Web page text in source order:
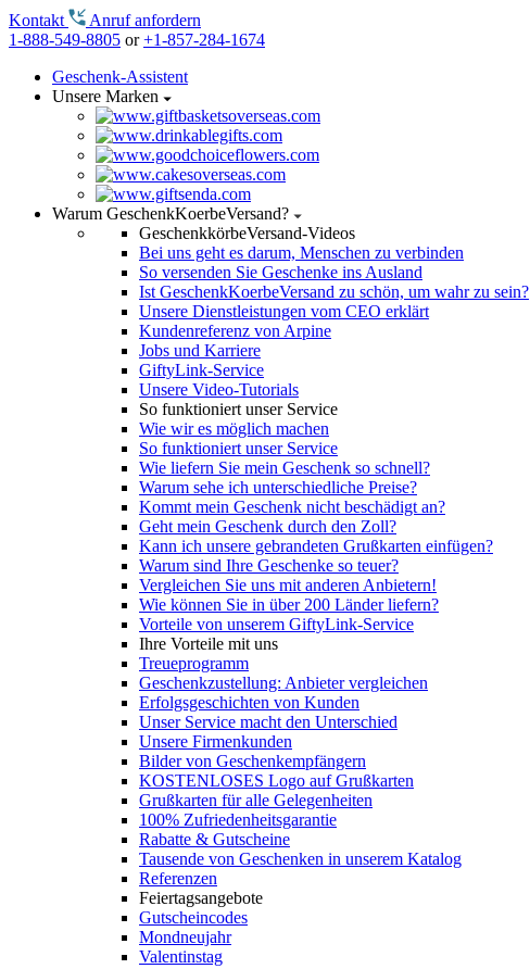
Kontakt
Anruf anfordern
1-888-549-8805 or+1-857-284-1674
Geschenk-Assistent
Unsere Marken
Warum GeschenkKoerbeVersand?
GeschenkkörbeVersand-Videos
Bei uns geht es darum, Menschen zu verbinden
So versenden Sie Geschenke ins Ausland
Ist GeschenkKoerbeVersand zu schön, um wahr zu sein?
Unsere Dienstleistungen vom CEO erklärt
Kundenreferenz von Arpine
Jobs und Karriere
GiftyLink-Service
Unsere Video-Tutorials
So funktioniert unser Service
Wie wir es möglich machen
So funktioniert unser Service
Wie liefern Sie mein Geschenk so schnell?
Warum sehe ich unterschiedliche Preise?
Kommt mein Geschenk nicht beschädigt an?
Geht mein Geschenk durch den Zoll?
Kann ich unsere gebrandeten Grußkarten einfügen?
Warum sind Ihre Geschenke so teuer?
Vergleichen Sie uns mit anderen Anbietern!
Wie können Sie in über 200 Länder liefern?
Vorteile von unserem GiftyLink-Service
Ihre Vorteile mit uns
Treueprogramm
Geschenkzustellung: Anbieter vergleichen
Erfolgsgeschichten von Kunden
Unser Service macht den Unterschied
Unsere Firmenkunden
Bilder von Geschenkempfängern
KOSTENLOSES Logo auf Grußkarten
Grußkarten für alle Gelegenheiten
100% Zufriedenheitsgarantie
Rabatte & Gutscheine
Tausende von Geschenken in unserem Katalog
Referenzen
Feiertagsangebote
Gutscheincodes
Mondneujahr
Valentinstag